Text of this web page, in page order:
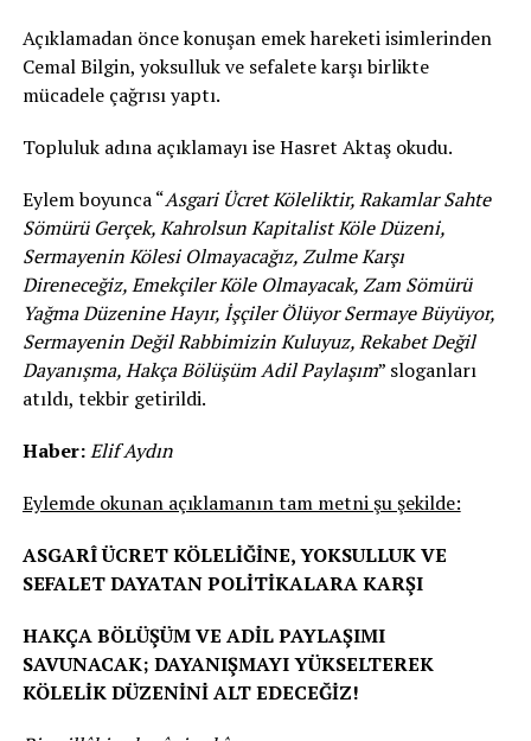
Açıklamadan önce konuşan emek hareketi isimlerinden
Cemal Bilgin, yoksulluk ve sefalete karşı birlikte
mücadele çağrısı yaptı.
Topluluk adına açıklamayı ise Hasret Aktaş okudu.
Eylem boyunca “Asgari Ücret Köleliktir, Rakamlar Sahte
Sömürü Gerçek, Kahrolsun Kapitalist Köle Düzeni,
Sermayenin Kölesi Olmayacağız, Zulme Karşı
Direneceğiz, Emekçiler Köle Olmayacak, Zam Sömürü
Yağma Düzenine Hayır, İşçiler Ölüyor Sermaye Büyüyor,
Sermayenin Değil Rabbimizin Kuluyuz, Rekabet Değil
Dayanışma, Hakça Bölüşüm Adil Paylaşım” sloganları
atıldı, tekbir getirildi.
Haber:Elif Aydın
Eylemde okunan açıklamanın tam metni şu şekilde:
ASGARÎ ÜCRET KÖLELİĞİNE, YOKSULLUK VE
SEFALET DAYATAN POLİTİKALARA KARŞI
HAKÇA BÖLÜŞÜM VE ADİL PAYLAŞIMI
SAVUNACAK; DAYANIŞMAYI YÜKSELTEREK
KÖLELİK DÜZENİNİ ALT EDECEĞİZ!